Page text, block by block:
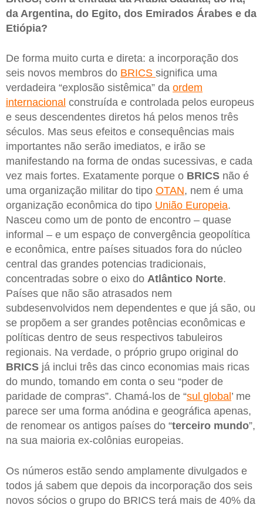
da Argentina, do Egito, dos Emirados Árabes e da
Etiópia?
De forma muito curta e direta: a incorporação dos
seis novos membros do BRICS significa uma
verdadeira “explosão sistêmica” da ordem
internacional construída e controlada pelos europeus
e seus descendentes diretos há pelos menos três
séculos. Mas seus efeitos e consequências mais
importantes não serão imediatos, e irão se
manifestando na forma de ondas sucessivas, e cada
vez mais fortes. Exatamente porque o BRICS não é
uma organização militar do tipo OTAN, nem é uma
organização econômica do tipo União Europeia.
Nasceu como um de ponto de encontro – quase
informal – e um espaço de convergência geopolítica
e econômica, entre países situados fora do núcleo
central das grandes potencias tradicionais,
concentradas sobre o eixo do Atlântico Norte.
Países que não são atrasados nem
subdesenvolvidos nem dependentes e que já são, ou
se propõem a ser grandes potências econômicas e
políticas dentro de seus respectivos tabuleiros
regionais. Na verdade, o próprio grupo original do
BRICS já inclui três das cinco economias mais ricas
do mundo, tomando em conta o seu “poder de
paridade de compras”. Chamá-los de “sul global ’ me
parece ser uma forma anódina e geográfica apenas,
de renomear os antigos países do “terceiro mundo”,
na sua maioria ex-colônias europeias.
Os números estão sendo amplamente divulgados e
todos já sabem que depois da incorporação dos seis
novos sócios o grupo do BRICS terá mais de 40% da